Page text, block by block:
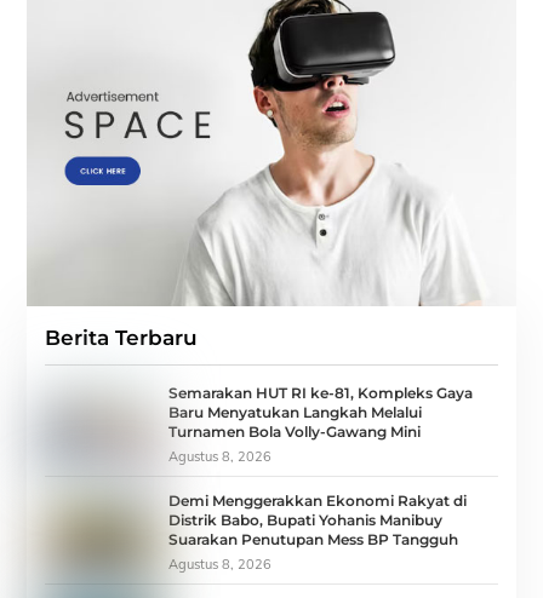
Berita Terbaru
Semarakan HUT RI ke-81, Kompleks Gaya
Baru Menyatukan Langkah Melalui
Turnamen Bola Volly-Gawang Mini
Agustus 8, 2026
Demi Menggerakkan Ekonomi Rakyat di
Distrik Babo, Bupati Yohanis Manibuy
Suarakan Penutupan Mess BP Tangguh
Agustus 8, 2026